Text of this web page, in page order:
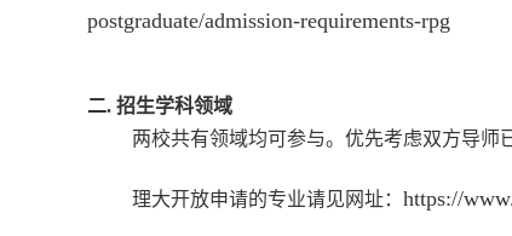
postgraduate/admission-requirements-rpg
二. 招生学科领域
两校共有领域均可参与。优先考虑双方导师
理大开放申请的专业请见网址：https://